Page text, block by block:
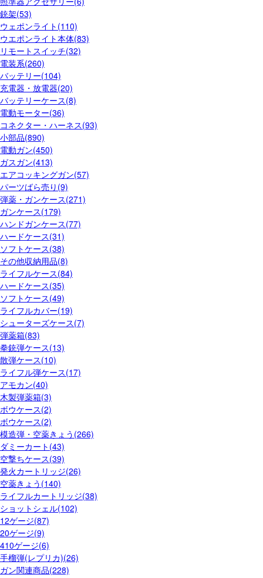
銃架(53)
ウェポンライト(110)
ウエポンライト本体(83)
リモートスイッチ(32)
電装系(260)
バッテリー(104)
充電器・放電器(20)
バッテリーケース(8)
電動モーター(36)
コネクター・ハーネス(93)
小部品(890)
電動ガン(450)
ガスガン(413)
エアコッキングガン(57)
パーツばら売り(9)
弾薬・ガンケース(271)
ガンケース(179)
ハンドガンケース(77)
ハードケース(31)
ソフトケース(38)
その他収納用品(8)
ライフルケース(84)
ハードケース(35)
ソフトケース(49)
ライフルカバー(19)
シューターズケース(7)
弾薬箱(83)
拳銃弾ケース(13)
散弾ケース(10)
ライフル弾ケース(17)
アモカン(40)
木製弾薬箱(3)
ボウケース(2)
ボウケース(2)
模造弾・空薬きょう(266)
ダミーカート(43)
空撃ちケース(39)
発火カートリッジ(26)
空薬きょう(140)
ライフルカートリッジ(38)
ショットシェル(102)
12ゲージ(87)
20ゲージ(9)
410ゲージ(6)
手榴弾(レプリカ)(26)
ガン関連商品(228)